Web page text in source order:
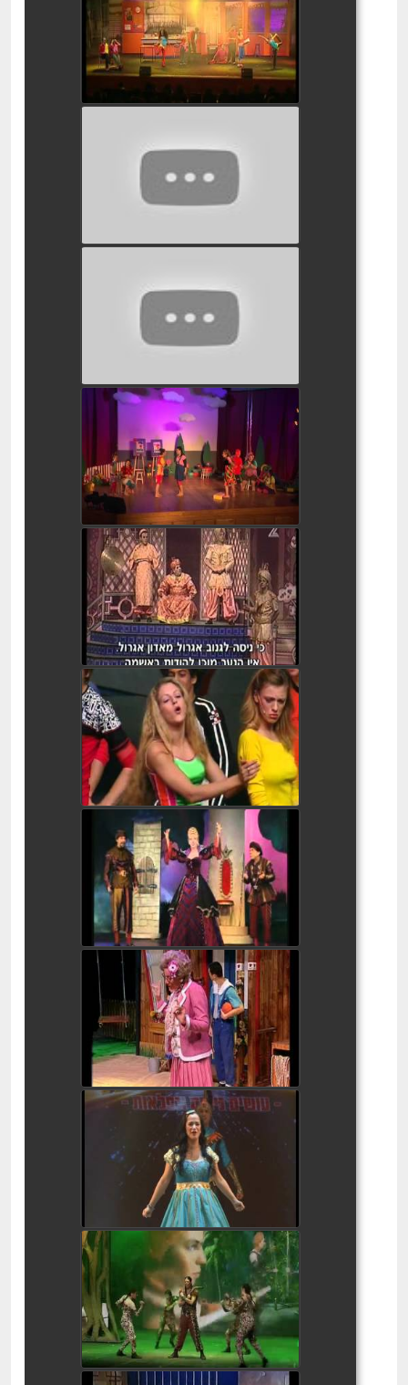
watch video
watch video
watch video
הכבש השישה עשר המחזמר
watch video
אלאדין ומנורת הקסמים - 1998
watch video
ספידי וגלגלי הקסם
watch video
שלגיה המחזמר
watch video
בילבי המחזמר
watch video
גיבורי האור המחזמר
watch video
הדינוזאורים-מסע בממלכת
היורה חנוכה 2015
watch video